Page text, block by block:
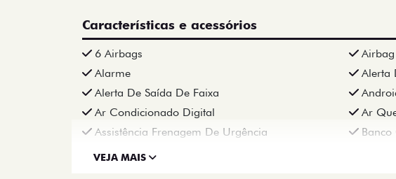
Características e acessórios
6 Airbags
Alarme
Alerta
Alerta De Saída De Faixa
Ar Condicionado Digital
Ar
Assistência Frenagem De Urgência
Banco
VEJA MAIS